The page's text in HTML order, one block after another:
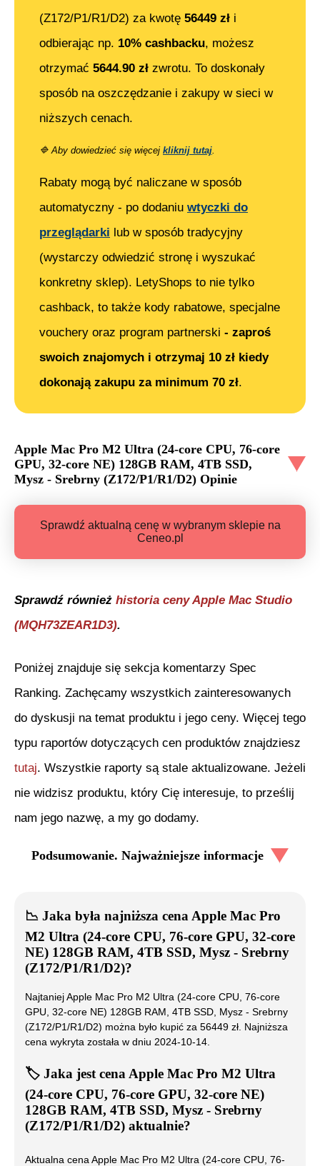
(Z172/P1/R1/D2) za kwotę 56449 zł i
odbierając np. 10% cashbacku, możesz
otrzymać 5644.90 zł zwrotu. To doskonały
sposób na oszczędzanie i zakupy w sieci w
niższych cenach.
🔷 Aby dowiedzieć się więcej kliknij tutaj
Rabaty mogą być naliczane w sposób
automatyczny - po dodaniu wtyczki do
przeglądarki lub w sposób tradycyjny
(wystarczy odwiedzić stronę i wyszukać
konkretny sklep). LetyShops to nie tylko
cashback, to także kody rabatowe, specjalne
vouchery oraz program partnerski - zaproś
swoich znajomych i otrzymaj 10 zł kiedy
dokonają zakupu za minimum 70 zł.
Apple Mac Pro M2 Ultra (24-core CPU, 76-core
GPU, 32-core NE) 128GB RAM, 4TB SSD,
Mysz - Srebrny (Z172/P1/R1/D2) Opinie
Sprawdź aktualną cenę w wybranym sklepie na
Ceneo.pl
Sprawdź również historia cenyApple Mac Studio
(MQH73ZEAR1D3).
Poniżej znajduje się sekcja komentarzy Spec
Ranking. Zachęcamy wszystkich zainteresowanych
do dyskusji na temat produktu i jego ceny. Więcej tego
typu raportów dotyczących cen produktów znajdziesz
tutaj. Wszystkie raporty są stale aktualizowane. Jeżeli
nie widzisz produktu, który Cię interesuje, to prześlij
nam jego nazwę, a my go dodamy.
Podsumowanie. Najważniejsze informacje
📉 Jaka była najniższa cenaApple Mac Pro
M2 Ultra (24-core CPU, 76-core GPU, 32-core
NE) 128GB RAM, 4TB SSD, Mysz - Srebrny
(Z172/P1/R1/D2)?
NajtaniejApple Mac Pro M2 Ultra (24-core CPU, 76-core
GPU, 32-core NE) 128GB RAM, 4TB SSD, Mysz - Srebrny
(Z172/P1/R1/D2) można było kupić za 56449 zł. Najniższa
cena wykryta została w dniu 2024-10-14
🏷️ Jaka jest cena Apple Mac Pro M2 Ultra
(24-core CPU, 76-core GPU, 32-core NE)
128GB RAM, 4TB SSD, Mysz - Srebrny
(Z172/P1/R1/D2) aktualnie?
Aktualna cena Apple Mac Pro M2 Ultra (24-core CPU, 76-